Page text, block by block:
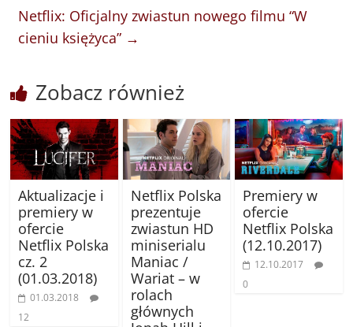
Netflix: Oficjalny zwiastun nowego filmu “W
cieniu księżyca” →
Zobacz również
Aktualizacje i
premiery w
ofercie
Netflix Polska
cz. 2
(01.03.2018)
01.03.2018
12
Netflix Polska
prezentuje
zwiastun HD
miniserialu
Maniac /
Wariat – w
rolach
głównych
Premiery w
ofercie
Netflix Polska
(12.10.2017)
12.10.2017
0